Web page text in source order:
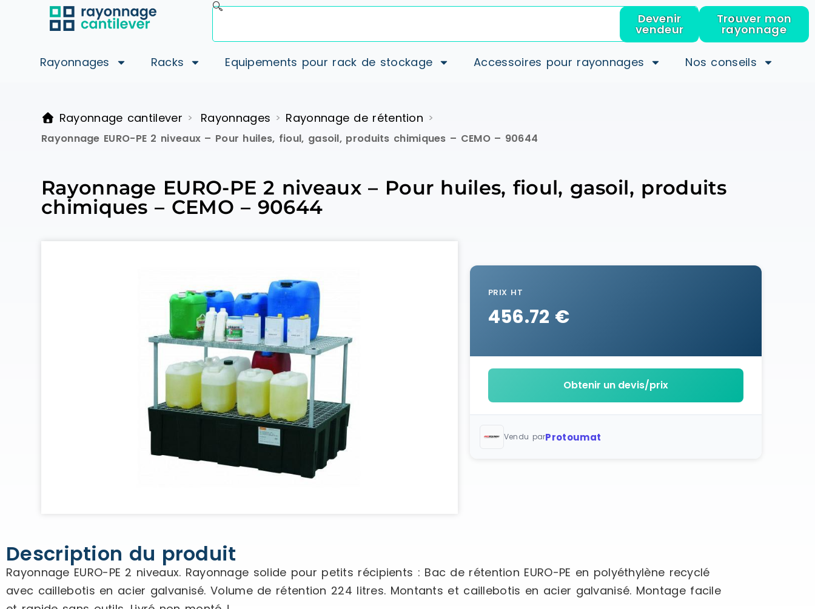
Devenir
vendeur
Trouver mon
rayonnage
Rayonnages Racks Equipements pour rack de stockage Accessoires pour rayonnages Nos conseils
Rayonnage cantilever > Rayonnages > Rayonnage de rétention >
Rayonnage EURO-PE 2 niveaux – Pour huiles, fioul, gasoil, produits chimiques – CEMO – 90644
Rayonnage EURO-PE 2 niveaux – Pour huiles, fioul, gasoil, produits
chimiques – CEMO – 90644
PRIX HT
456.72 €
Obtenir un devis/prix
Vendu parProtoumat
Description du produit
Rayonnage EURO-PE 2 niveaux. Rayonnage solide pour petits récipients : Bac de rétention EURO-PE en polyéthylène recyclé
avec caillebotis en acier galvanisé. Volume de rétention 224 litres. Montants et caillebotis en acier galvanisé. Montage facile